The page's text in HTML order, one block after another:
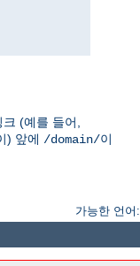
(예를 들어,
) 앞에 /domain/이
가능한 언어: